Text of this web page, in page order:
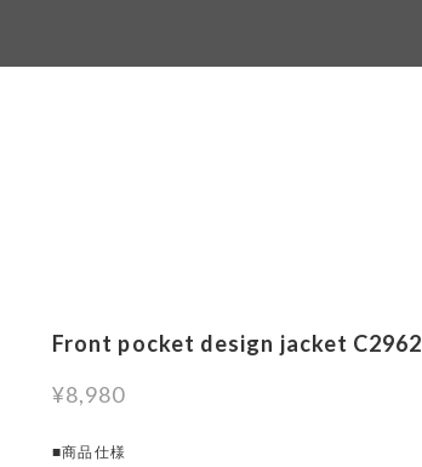
Front pocket design jacket C2962
¥8,980
■商品仕様